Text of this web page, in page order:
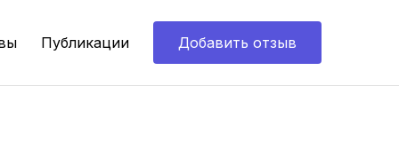
Публикации Добавить отзыв